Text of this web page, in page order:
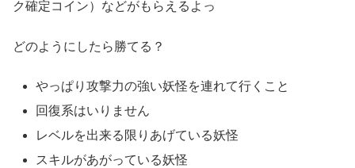
ク確定コイン）などがもらえるよっ
どのようにしたら勝てる？
やっぱり攻撃力の強い妖怪を連れて行くこと
回復系はいりません
レベルを出来る限りあげている妖怪
スキルがあがっている妖怪